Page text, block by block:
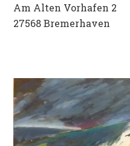
Am Alten Vorhafen 2
27568 Bremerhaven